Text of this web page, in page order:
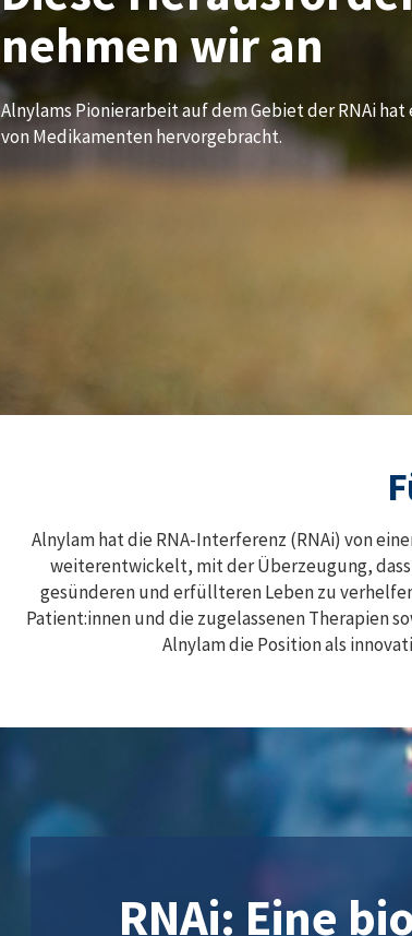
nehmen wir an
Alnylams Pionierarbeit auf dem Gebiet der RNAi hat
von Medikamenten hervorgebracht.
Alnylam hat die RNA-Interferenz (RNAi) von
weiterentwickelt, mit der Überzeugung, dass
gesünderen und erfüllteren Leben zu
Patient:innen und die zugelassenen Therapien
Alnylam die Position als
RNAi: Eine